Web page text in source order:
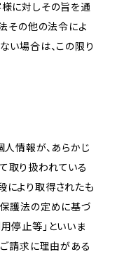
に対しその旨を通
その他の法令によ
い場合は、この限り
人情報が、あらかじ
取り扱われている
により取得されたも
護法の定めに基づ
停止等」といいま
ご請求に理由がある